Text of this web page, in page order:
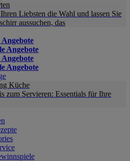
Liebsten die Wahl und lassen Sie
aussuchen, das
Angebote
Angebote
Küche
zum Servieren: Essentials für Ihre